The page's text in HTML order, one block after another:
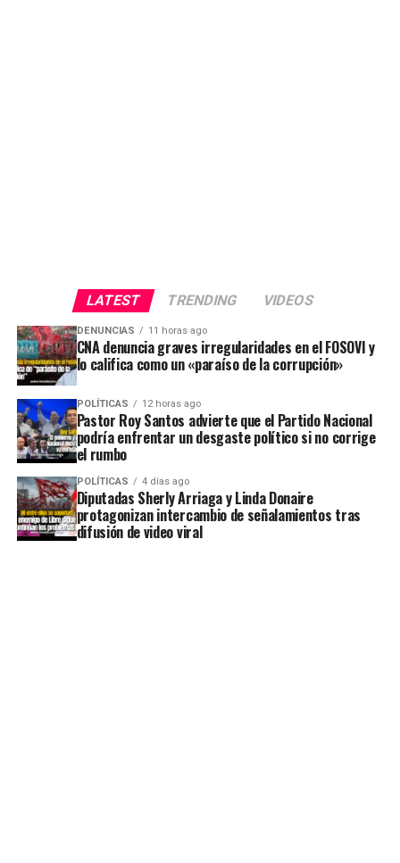
LATEST TRENDING VIDEOS
DENUNCIAS 11 horas ago
CNA denuncia graves irregularidades en el FOSOVI y
lo califica como un «paraíso de la corrupción»
POLÍTICAS 12 horas ago
Pastor Roy Santos advierte que el Partido Nacional
podría enfrentar un desgaste político si no corrige
el rumbo
POLÍTICAS 4 días ago
Diputadas Sherly Arriaga y Linda Donaire
protagonizan intercambio de señalamientos tras
difusión de video viral